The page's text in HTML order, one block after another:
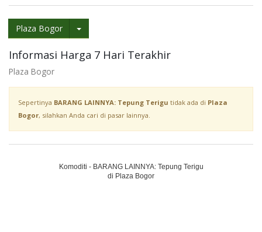
Plaza Bogor
Informasi Harga 7 Hari Terakhir
Plaza Bogor
Sepertinya BARANG LAINNYA: Tepung Terigu tidak ada di Plaza
Bogor, silahkan Anda cari di pasar lainnya.
Komoditi - BARANG LAINNYA: Tepung Terigu
di Plaza Bogor